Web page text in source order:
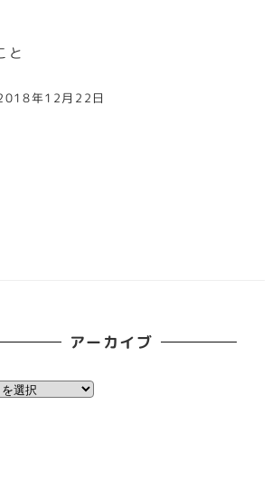
と
年12月22日
アーカイブ